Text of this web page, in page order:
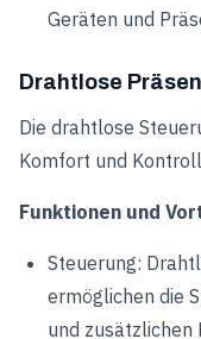
Geräten und
Drahtlose
Die drahtlose
Komfort und
Funktionen und
Steuerung:
ermöglichen die
und zusätzlichen